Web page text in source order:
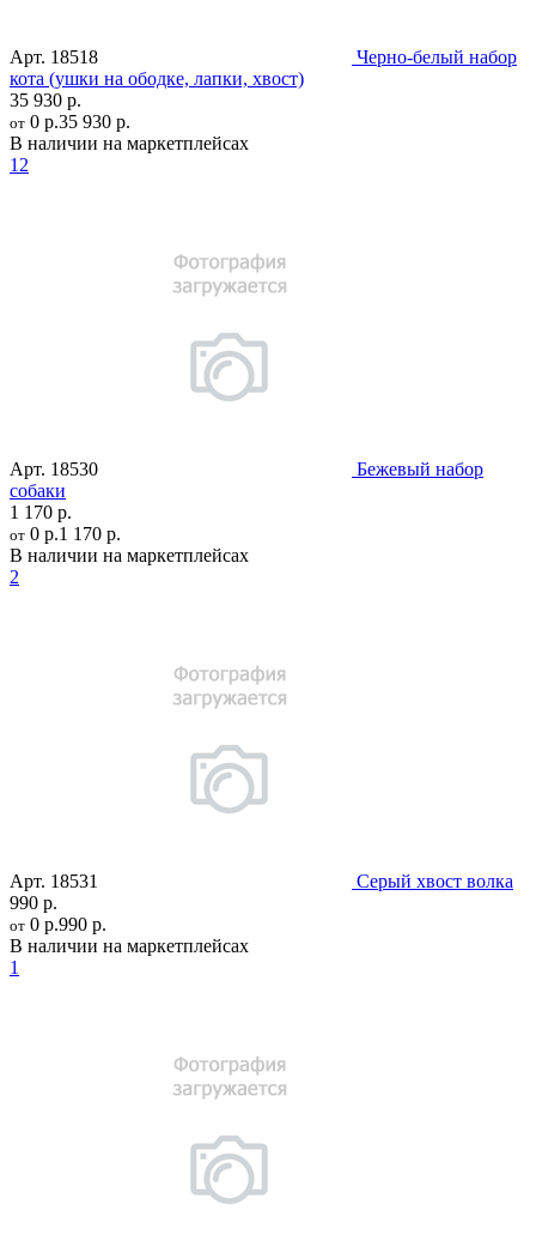
Арт. 18518
Черно-белый набор
кота (ушки на ободке, лапки, хвост)
35 930 р.
от 0 р.35 930 р.
В наличии на маркетплейсах
12
Арт. 18530
Бежевый набор
собаки
1 170 р.
от 0 р.1 170 р.
В наличии на маркетплейсах
2
Арт. 18531
Серый хвост волка
990 р.
от 0 р.990 р.
В наличии на маркетплейсах
1